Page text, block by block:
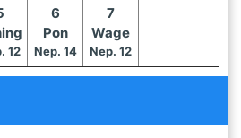
12
6
Pon
Nep. 14
7
Wage
Nep. 12